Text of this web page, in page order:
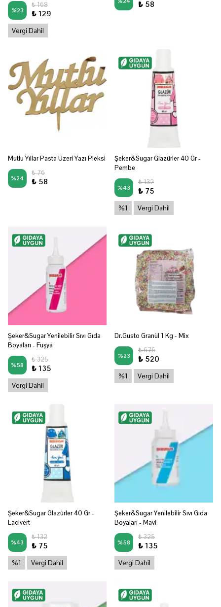
%23
₺ 168
₺ 129
Vergi Dahil
₺ 58
Mutlu Yıllar Pasta Üzeri Yazı Pleksi
%24
₺ 76
₺ 58
Şeker&Sugar Glazürler 40 Gr -
Pembe
%43
₺ 132
₺ 75
%1 Vergi Dahil
Şeker&Sugar Yenilebilir Sıvı Gıda
Boyaları - Fuşya
%58
₺ 325
₺ 135
Vergi Dahil
Dr.Gusto Granül 1 Kg - Mix
%23
₺ 676
₺ 520
%1 Vergi Dahil
Şeker&Sugar Glazürler 40 Gr -
Lacivert
%43
₺ 132
₺ 75
%1 Vergi Dahil
Şeker&Sugar Yenilebilir Sıvı Gıda
Boyaları - Mavi
%58
₺ 325
₺ 135
Vergi Dahil